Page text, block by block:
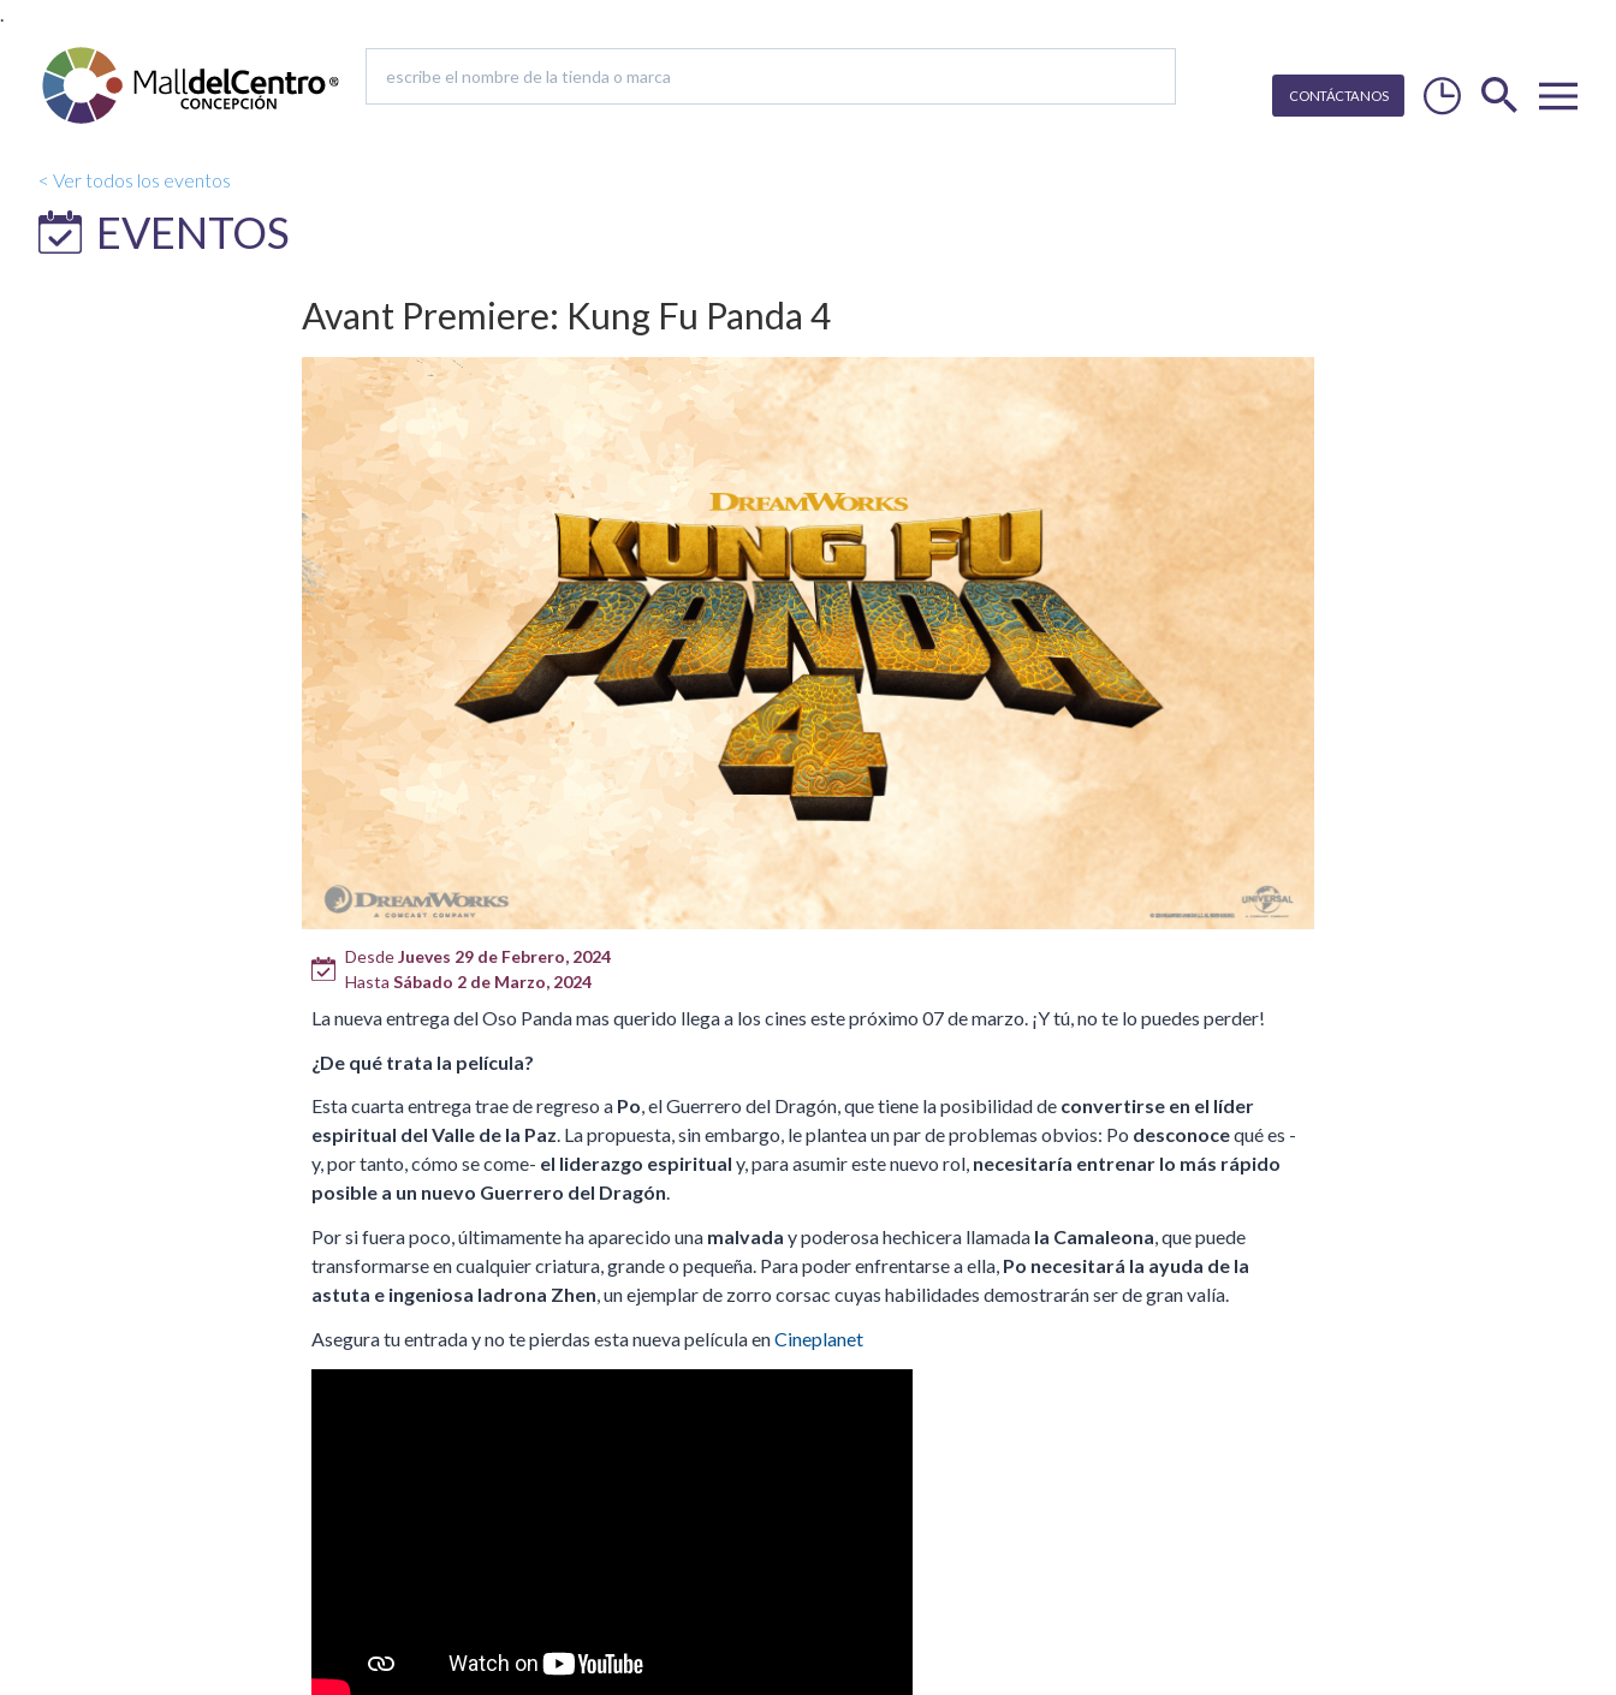
.
CONTÁCTANOS
< Ver todos los eventos
EVENTOS
Avant Premiere: Kung Fu Panda 4
DesdeJueves 29 de Febrero, 2024
Hasta Sábado 2 de Marzo, 2024
La nueva entrega del Oso Panda mas querido llega a los cines este próximo 07 de marzo. ¡Y tú, no te lo puedes perder!
¿De qué trata la película?
Esta cuarta entrega trae de regreso a Po, el Guerrero del Dragón, que tiene la posibilidad de convertirse en el líder
espiritual del Valle de la Paz. La propuesta, sin embargo, le plantea un par de problemas obvios: Po desconocequé es -
y, por tanto, cómo se come- el liderazgo espiritual y, para asumir este nuevo rol, necesitaría entrenar lo más rápido
posible a un nuevo Guerrero del Dragón.
Por si fuera poco, últimamente ha aparecido una malvada y poderosa hechicera llamada la Camaleona, que puede
transformarse en cualquier criatura, grande o pequeña. Para poder enfrentarse a ella, Po necesitará la ayuda de la
astuta e ingeniosa ladrona Zhen, un ejemplar de zorro corsac cuyas habilidades demostrarán ser de gran valía.
Asegura tu entrada y no te pierdas esta nueva película enCineplanet